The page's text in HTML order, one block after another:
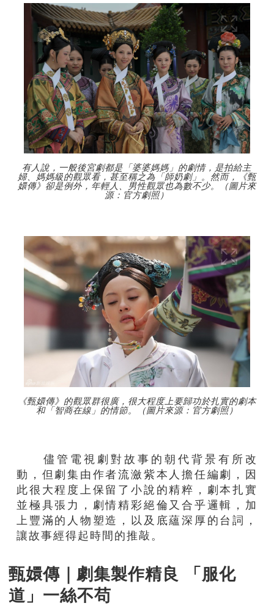
有人說，一般後宮劇都是「婆婆媽媽」的劇情，是拍給主
婦、媽媽級的觀眾看，甚至稱之為「師奶劇」。然而，《甄
嬛傳》卻是例外，年輕人、男性觀眾也為數不少。（圖片來
源：官方劇照）
《甄嬛傳》的觀眾群很廣，很大程度上要歸功於扎實的劇本
和「智商在線」的情節。（圖片來源：官方劇照）
儘管電視劇對故事的朝代背景有所改
動，但劇集由作者流瀲紫本人擔任編劇，因
此很大程度上保留了小說的精粹，劇本扎實
並極具張力，劇情精彩絕倫又合乎邏輯，加
上豐滿的人物塑造，以及底蘊深厚的台詞，
讓故事經得起時間的推敲。
甄嬛傳｜劇集製作精良 「服化
道」一絲不苟